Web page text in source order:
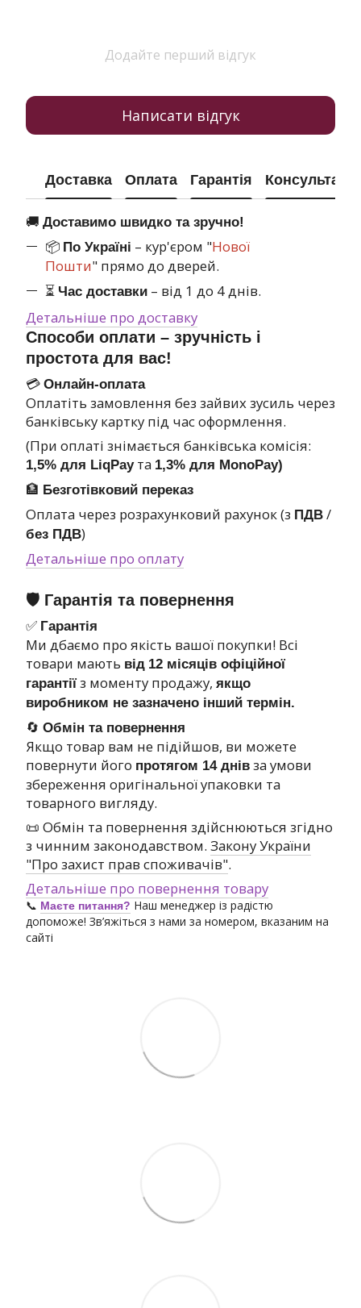
Додайте перший відгук
Написати відгук
Доставка Оплата Гарантія Консультація
🚚 Доставимо швидко та зручно!
📦 По Україні – кур'єром "Нової
Пошти" прямо до дверей.
⏳ Час доставки – від 1 до 4 днів.
Детальніше про доставку
Способи оплати – зручність і
простота для вас!
💳 Онлайн-оплата
Оплатіть замовлення без зайвих зусиль через
банківську картку під час оформлення.
(При оплаті знімається банківська комісія:
1,5% для LiqPayта 1,3% для MonoPay)
🏦 Безготівковий переказ
Оплата через розрахунковий рахунок (з ПДВ /
без ПДВ)
Детальніше про оплату
🛡 Гарантія та повернення
✅ Гарантія
Ми дбаємо про якість вашої покупки! Всі
товари мають від 12 місяців офіційної
гарантії з моменту продажу, якщо
виробником не зазначено інший термін.
🔄 Обмін та повернення
Якщо товар вам не підійшов, ви можете
повернути його протягом 14 днів за умови
збереження оригінальної упаковки та
товарного вигляду.
📜 Обмін та повернення здійснюються згідно
з чинним законодавством. Закону України
"Про захист прав споживачів".
Детальніше про повернення товару
📞 Маєте питання? Наш менеджер із радістю
допоможе! Зв’яжіться з нами за номером, вказаним на
сайті